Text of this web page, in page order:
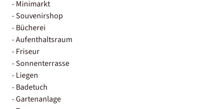
- Minimarkt
- Souvenirshop
- Bücherei
- Aufenthaltsraum
- Friseur
- Sonnenterrasse
- Liegen
- Badetuch
- Gartenanlage